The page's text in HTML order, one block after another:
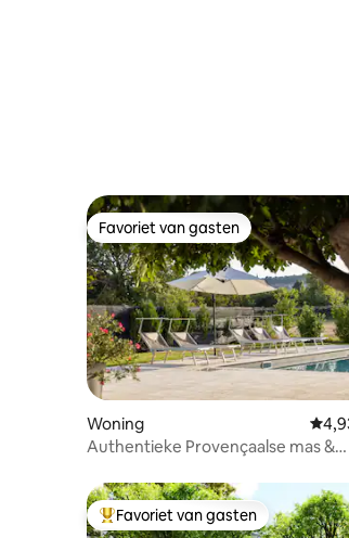
Favoriet van gasten
Favoriet van gasten
Woning
Authentieke Provençaalse mas &
Topfavoriet van gasten
Favoriet van gasten